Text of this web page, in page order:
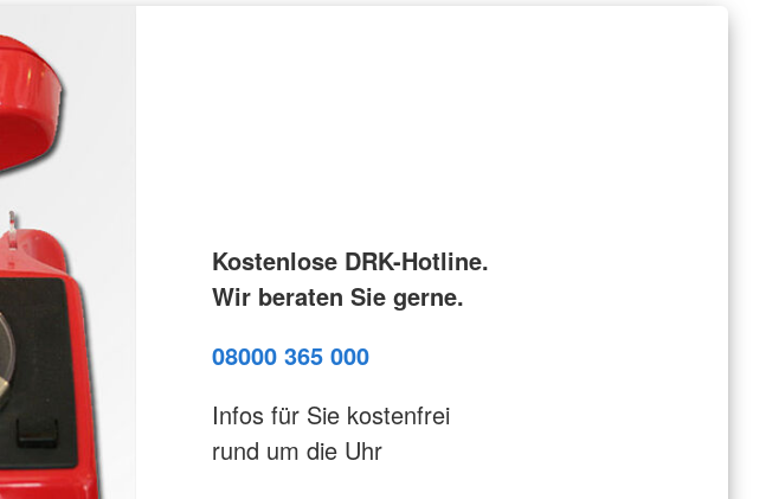
Kostenlose DRK-Hotline.
Wir beraten Sie gerne.
08000 365 000
Infos für Sie kostenfrei
rund um die Uhr